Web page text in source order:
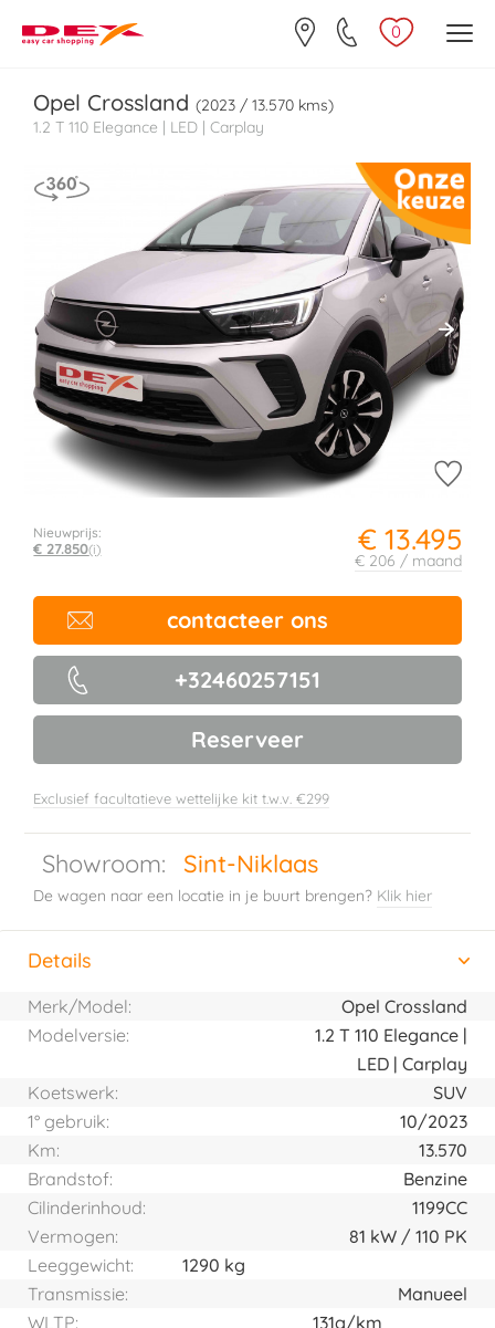
0
Opel Crossland (2023 / 13.570 kms)
1.2 T 110 Elegance | LED | Carplay
€ 13.495
€ 206 / maand
Nieuwprijs:
€ 27.850(i)
contacteer ons
+32460257151
Reserveer
Exclusief facultatieve wettelijke kit t.w.v. €299
Showroom: Sint-Niklaas
De wagen naar een locatie in je buurt brengen? Klik hier
Horizontal tab group
Details
Merk/Model:
Opel Crossland
Modelversie:
1.2 T 110 Elegance |
LED | Carplay
Koetswerk:
SUV
1° gebruik:
10/2023
Km:
13.570
Brandstof:
Benzine
Cilinderinhoud:
1199CC
Vermogen:
81 kW 110 PK
Leeggewicht:
1290 kg
Transmissie:
Manueel
WLTP:
131g/km